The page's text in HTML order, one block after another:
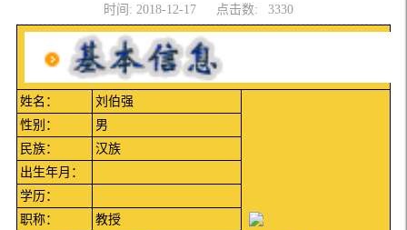
时间: 2018-12-17 点击数: 3330
姓名： 刘伯强
性别：
男
民族：
汉族
出生年月：
学历：
职称：
教授